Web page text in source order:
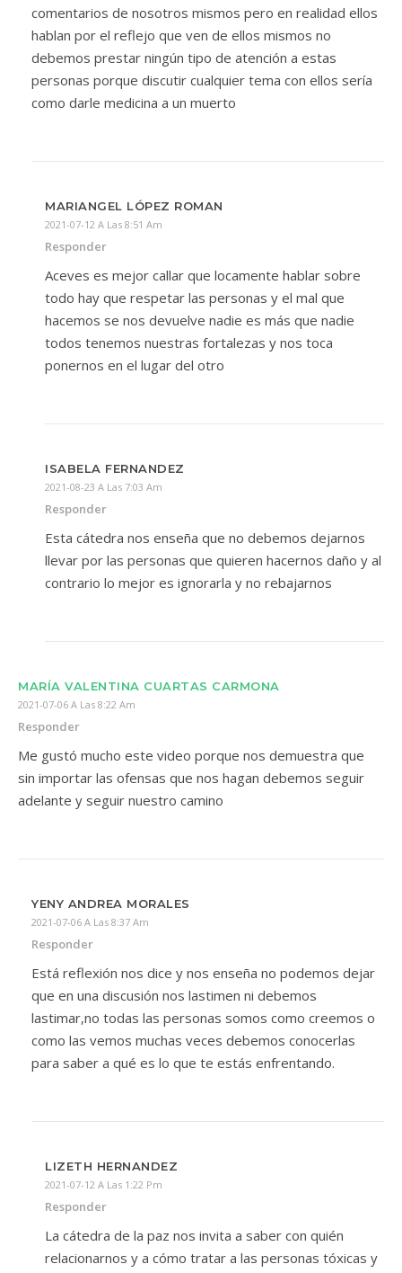
comentarios de nosotros mismos pero en realidad ellos
hablan por el reflejo que ven de ellos mismos no
debemos prestar ningún tipo de atención a estas
personas porque discutir cualquier tema con ellos sería
como darle medicina a un muerto
MARIANGEL LÓPEZ ROMAN
2021-07-12 A Las 8:51 Am
Responder
Aceves es mejor callar que locamente hablar sobre
todo hay que respetar las personas y el mal que
hacemos se nos devuelve nadie es más que nadie
todos tenemos nuestras fortalezas y nos toca
ponernos en el lugar del otro
ISABELA FERNANDEZ
2021-08-23 A Las 7:03 Am
Responder
Esta cátedra nos enseña que no debemos dejarnos
llevar por las personas que quieren hacernos daño y al
contrario lo mejor es ignorarla y no rebajarnos
MARÍA VALENTINA CUARTAS CARMONA
2021-07-06 A Las 8:22 Am
Responder
Me gustó mucho este video porque nos demuestra que
sin importar las ofensas que nos hagan debemos seguir
adelante y seguir nuestro camino
YENY ANDREA MORALES
2021-07-06 A Las 8:37 Am
Responder
Está reflexión nos dice y nos enseña no podemos dejar
que en una discusión nos lastimen ni debemos
lastimar,no todas las personas somos como creemos o
como las vemos muchas veces debemos conocerlas
para saber a qué es lo que te estás enfrentando.
LIZETH HERNANDEZ
2021-07-12 A Las 1:22 Pm
Responder
La cátedra de la paz nos invita a saber con quién
relacionarnos y a cómo tratar a las personas tóxicas y